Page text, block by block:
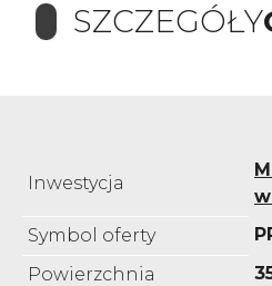
SZCZEGÓŁY
Inwestycja
Symbol oferty
Powierzchnia